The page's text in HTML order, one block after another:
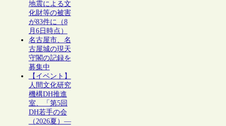
地震による文
化財等の被害
が83件に（8
月6日時点）
名古屋市、名
古屋城の現天
守閣の記録を
募集中
【イベント】
人間文化研究
機構DH推進
室、「第5回
DH若手の会
（2026夏）―